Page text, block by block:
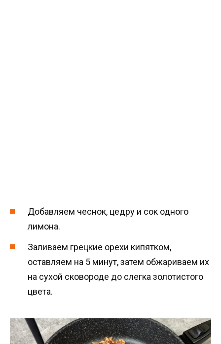
Добавляем чеснок, цедру и сок одного
лимона.
Заливаем грецкие орехи кипятком,
оставляем на 5 минут, затем обжариваем их
на сухой сковороде до слегка золотистого
цвета.